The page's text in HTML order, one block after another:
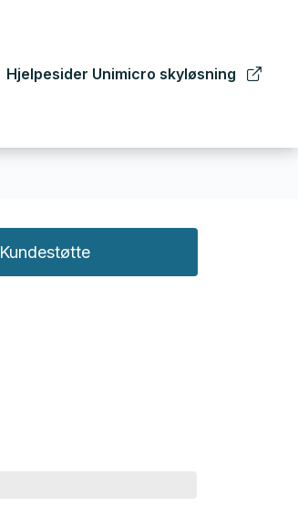
Hjelpesider Unimicro skyløsning
Kundestøtte